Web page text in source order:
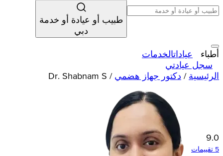
طبيب أو عيادة أو خدمة
دبي
أطباء عياداتالخدمات
سجل عيادتي
الرئيسية / دكتور جهاز هضمي /
Dr. Shabnam S
9.0
5 تقييمات